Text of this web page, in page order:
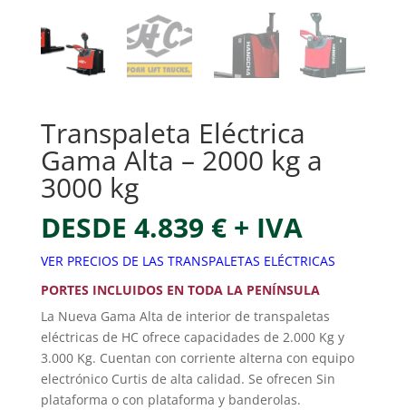
Transpaleta Eléctrica
Gama Alta – 2000 kg a
3000 kg
DESDE 4.839 € + IVA
VER PRECIOS DE LAS TRANSPALETAS ELÉCTRICAS
PORTES INCLUIDOS EN TODA LA PENÍNSULA
La Nueva Gama Alta de interior de transpaletas
eléctricas de HC ofrece capacidades de 2.000 Kg y
3.000 Kg. Cuentan con corriente alterna con equipo
electrónico Curtis de alta calidad. Se ofrecen Sin
plataforma o con plataforma y banderolas.